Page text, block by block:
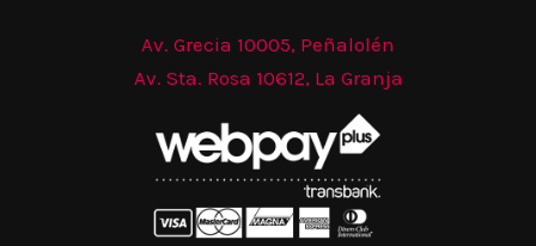
Av. Grecia 10005, Peñalolén
Av. Sta. Rosa 10612, La Granja